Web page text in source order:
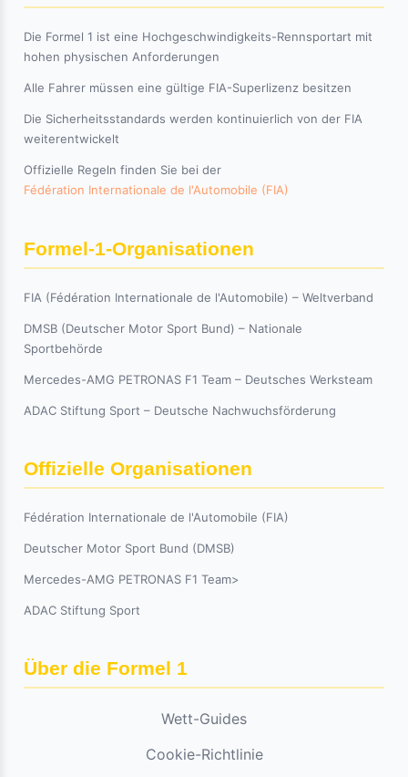
Die Formel 1 ist eine Hochgeschwindigkeits-Rennsportart mit
hohen physischen Anforderungen
Alle Fahrer müssen eine gültige FIA-Superlizenz besitzen
Die Sicherheitsstandards werden kontinuierlich von der FIA
weiterentwickelt
Offizielle Regeln finden Sie bei der
Fédération Internationale de l'Automobile (FIA)
Formel-1-Organisationen
FIA (Fédération Internationale de l'Automobile) – Weltverband
DMSB (Deutscher Motor Sport Bund) – Nationale
Sportbehörde
Mercedes-AMG PETRONAS F1 Team – Deutsches Werksteam
ADAC Stiftung Sport – Deutsche Nachwuchsförderung
Offizielle Organisationen
Fédération Internationale de l'Automobile (FIA)
Deutscher Motor Sport Bund (DMSB)
Mercedes-AMG PETRONAS F1 Team>
ADAC Stiftung Sport
Über die Formel 1
Wett-Guides
Cookie-Richtlinie